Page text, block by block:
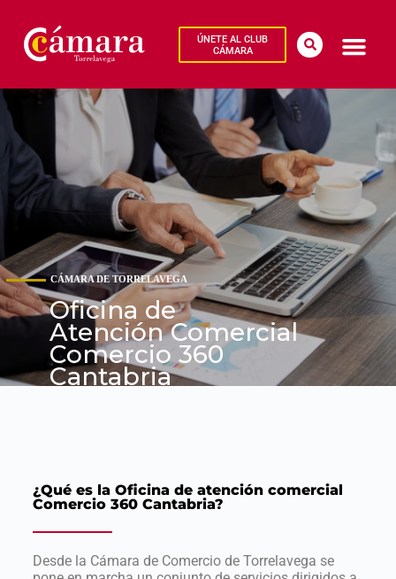
ÚNETE AL CLUB
CÁMARA
CÁMARA DE TORRELAVEGA
Oficina de
Atención Comercial
Comercio 360
Cantabria
¿Qué es la Oficina de atención comercial
Comercio 360 Cantabria?
Desde la Cámara de Comercio de Torrelavega se